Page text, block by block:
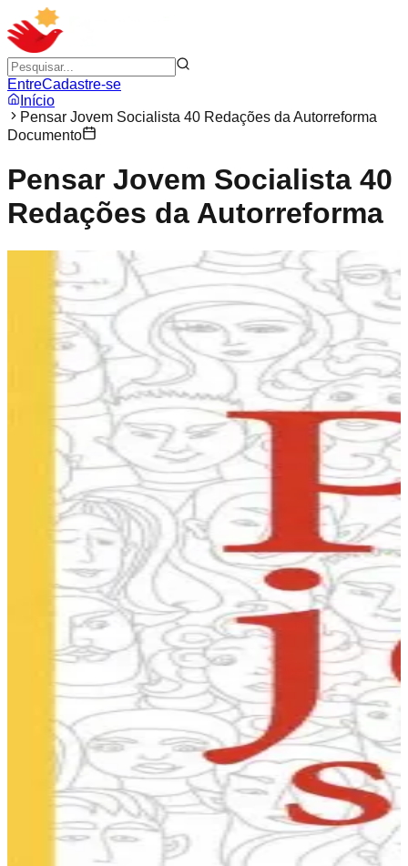
EntreCadastre-se
Início
Pensar Jovem Socialista 40 Redações da Autorreforma
Documento
Pensar Jovem Socialista 40
Redações da Autorreforma